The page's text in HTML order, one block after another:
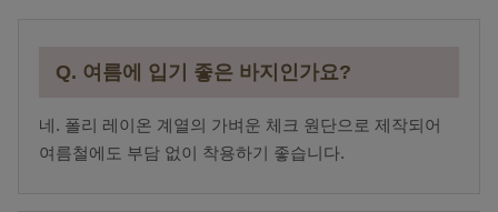
Q. 여름에 입기 좋은 바지인가요?
네. 폴리 레이온 계열의 가벼운 체크 원단으로 제작되어
여름철에도 부담 없이 착용하기 좋습니다.